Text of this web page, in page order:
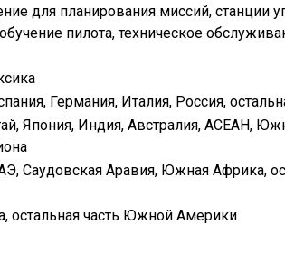
для планирования миссий, станции
пилота, техническое
Германия, Италия, Россия,
Япония, Индия, Австралия, АСЕАН,
Саудовская Аравия, Южная Африка,
остальная часть Южной Америки